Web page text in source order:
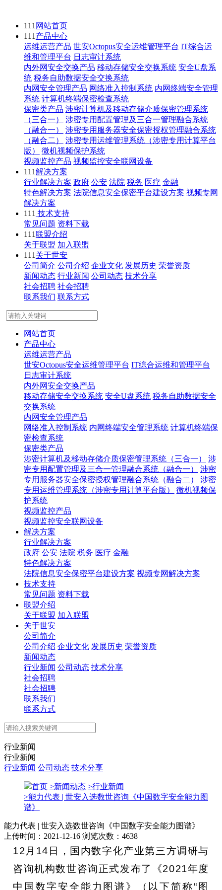
111 网站首页
111 产品中心
运维运营产品 世安Octopus安全运维管理平台 IT综合运
维和管理平台 日志审计系统
内外网安全交换产品 移动存储安全交换系统 安全U盘系
统 税务自助数据安全交换系统
内网安全管理产品 网络准入控制系统 内网终端安全管理
系统 计算机终端保密检查系统
保密类产品 涉密计算机及移动存储介质保密管理系统
（三合一）
涉密专用配置管理及三合一管理融合系统
（融合一）
涉密专用服务器安全保密授权管理融合系统
（融合二）
涉密专用运维管理系统（涉密专用计算平台
版）
微机视频保护系统
视频监控产品 视频监控安全联网设备
111解决方案
行业解决方案 政府 公安 法院 税务 医疗 金融
特色解决方案 法院信息安全保密平台建设方案 视频专网
解决方案
111 技术支持
常见问题 资料下载
111联盟介绍
关于联盟 加入联盟
111 关于世安
公司简介 公司介绍 企业文化 发展历史 荣誉资质
新闻动态 行业新闻 公司动态 技术分享
社会招聘 社会招聘
联系我们 联系方式
网站首页
产品中心
运维运营产品
世安Octopus安全运维管理平台 IT综合运维和管理平台
日志审计系统
内外网安全交换产品
移动存储安全交换系统 安全U盘系统 税务自助数据安全
交换系统
内网安全管理产品
网络准入控制系统 内网终端安全管理系统 计算机终端保
密检查系统
保密类产品
涉密计算机及移动存储介质保密管理系统（三合一）
涉
密专用配置管理及三合一管理融合系统（融合一）
涉密
专用服务器安全保密授权管理融合系统（融合二）
涉密
专用运维管理系统（涉密专用计算平台版）
微机视频保
护系统
视频监控产品
视频监控安全联网设备
解决方案
行业解决方案
政府 公安 法院 税务 医疗 金融
特色解决方案
法院信息安全保密平台建设方案 视频专网解决方案
技术支持
常见问题 资料下载
联盟介绍
关于联盟 加入联盟
关于世安
公司简介
公司介绍 企业文化 发展历史 荣誉资质
新闻动态
行业新闻 公司动态 技术分享
社会招聘
社会招聘
联系我们
联系方式
行业新闻
行业新闻
行业新闻 公司动态 技术分享
首页 >新闻动态 >行业新闻
>能力代表 | 世安入选数世咨询《中国数字安全能力图
谱》
能力代表 | 世安入选数世咨询《中国数字安全能力图谱》
上传时间：2021-12-16 浏览次数：4638
12月14日，国内数字化产业第三方调研与
咨询机构数世咨询正式发布了《2021年度
中国数字安全能力图谱》
（以下简称“图